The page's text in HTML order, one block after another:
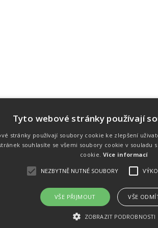
Náš tým
Náš tým je schopen na
úrovni zajistit pořádání
soutěží. Organizaci závodů,
místě, měření, zpracování
souhlasu
Úvod
Tyto webové stránky používají
stránky používají soubory cookie ke zlepšení
souhlasíte se všemi soubory cookie v souladu
cookie. Více informací
NEZBYTNĚ NUTNÉ SOUBORY
VŠE PŘIJMOUT VŠE
ZOBRAZIT PODROBNOSTI